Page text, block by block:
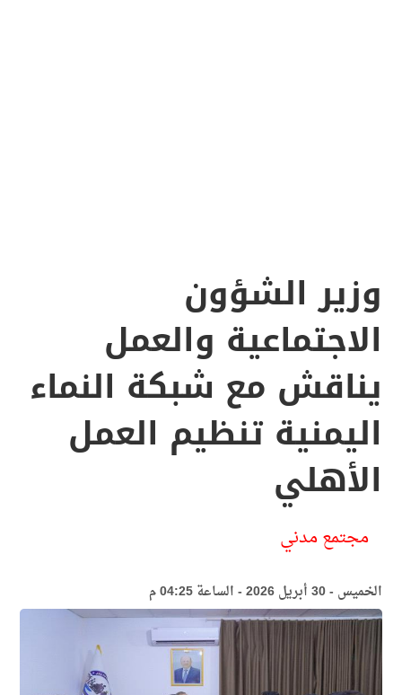
وزير الشؤون
الاجتماعية والعمل
يناقش مع شبكة النماء
اليمنية تنظيم العمل
الأهلي
مجتمع مدني
الخميس - 30 أبريل 2026 - الساعة 04:25 م